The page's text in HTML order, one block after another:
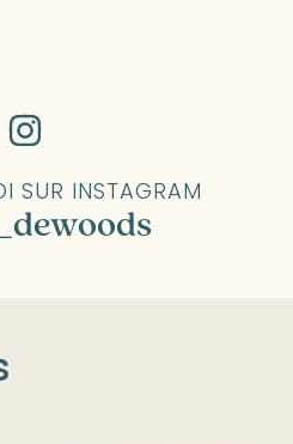
SUR INSTAGRAM